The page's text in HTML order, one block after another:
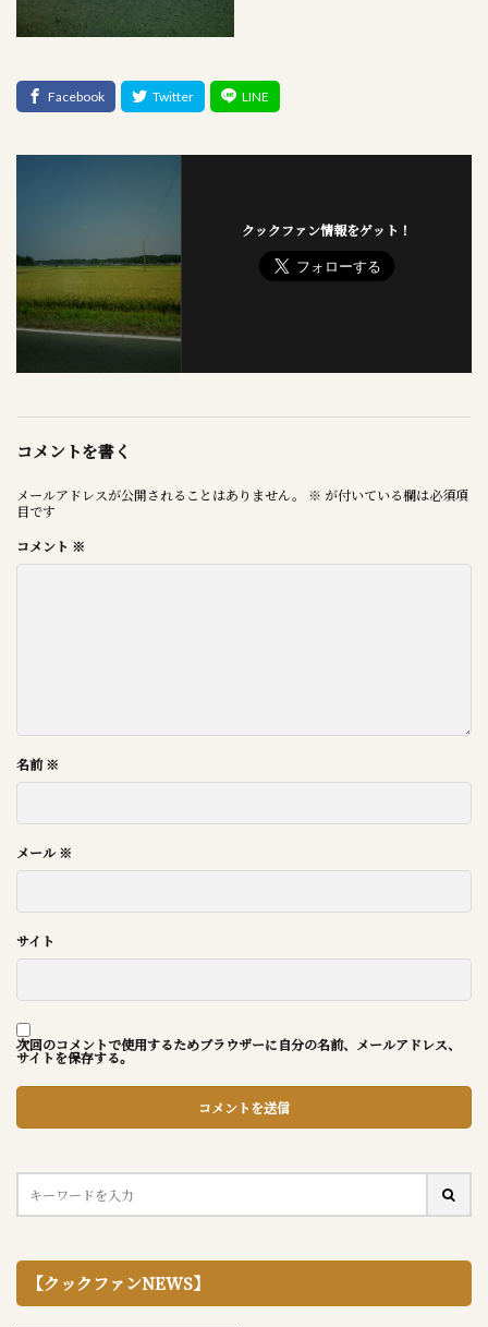
クックファン情報をゲット！
コメントを書く
メールアドレスが公開されることはありません。 ※ が付いている欄は必須項
目です
コメント ※
名前※
メール※
サイト
次回のコメントで使用するためブラウザーに自分の名前、メールアドレス、
サイトを保存する。
【クックファンNEWS】